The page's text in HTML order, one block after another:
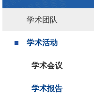
学术团队
学术活动
学术会议
学术报告